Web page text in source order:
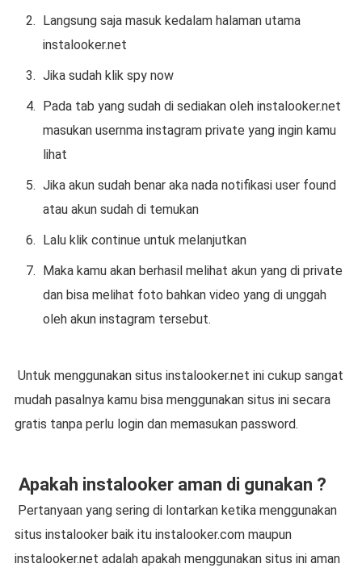
Langsung saja masuk kedalam halaman utama
instalooker.net
Jika sudah klik spy now
Pada tab yang sudah di sediakan oleh instalooker.net
masukan usernma instagram private yang ingin kamu
lihat
Jika akun sudah benar aka nada notifikasi user found
atau akun sudah di temukan
Lalu klik continue untuk melanjutkan
Maka kamu akan berhasil melihat akun yang di private
dan bisa melihat foto bahkan video yang di unggah
oleh akun instagram tersebut.
Untuk menggunakan situs instalooker.net ini cukup sangat
mudah pasalnya kamu bisa menggunakan situs ini secara
gratis tanpa perlu login dan memasukan password.
Apakah instalooker aman di gunakan ?
Pertanyaan yang sering di lontarkan ketika menggunakan
situs instalooker baik itu instalooker.com maupun
instalooker.net adalah apakah menggunakan situs ini aman